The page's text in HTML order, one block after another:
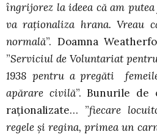
îngrijorez la ideea că am
va raționaliza hrana. Vreau
normală”. Doamna
”Serviciul de Voluntariat
1938 pentru a pregăti
apărare civilă”. Bunurile de
raționalizate… ”fiecare
regele și regina, primea un